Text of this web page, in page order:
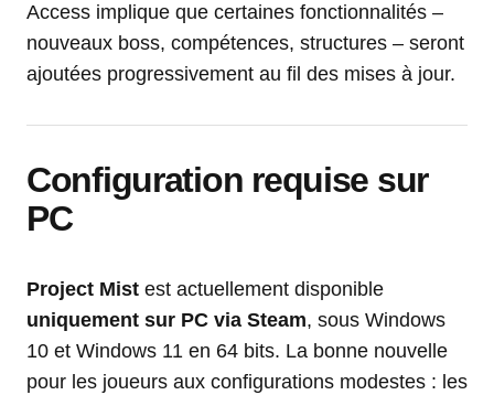
Access implique que certaines fonctionnalités –
nouveaux boss, compétences, structures – seront
ajoutées progressivement au fil des mises à jour.
Configuration requise sur
PC
Project Mist est actuellement disponible
uniquement sur PC via Steam, sous Windows
10 et Windows 11 en 64 bits. La bonne nouvelle
pour les joueurs aux configurations modestes : les